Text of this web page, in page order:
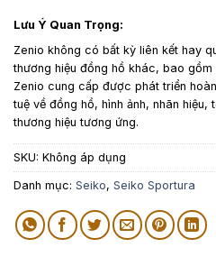
Lưu Ý Quan Trọng:
Zenio không có bất kỳ liên kết hay
thương hiệu đồng hồ khác, bao gồm
Zenio cung cấp được phát triển
tuệ về đồng hồ, hình ảnh, nhãn
thương hiệu tương ứng.
SKU: Không áp dụng
Danh mục: Seiko, Seiko Sportura